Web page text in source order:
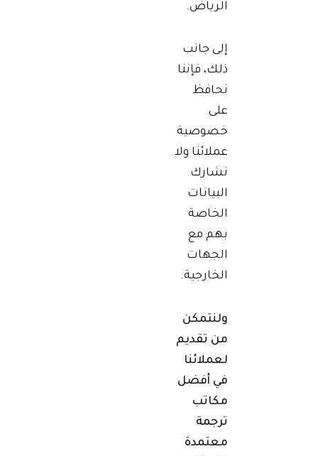
الرياض.
إلى جانب
ذلك، فإننا
نحافظ
على
خصوصية
عملائنا ولا
نشارك
البيانات
الخاصة
بهم مع
الجهات
الخارجية.
ولنتمكن
من تقديم
لعملائنا
في أفضل
مكاتب
ترجمة
معتمدة